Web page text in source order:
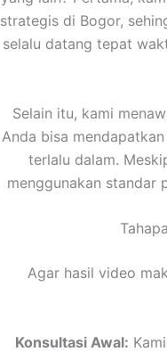
strategis di Bogor,
selalu datang tepat
Selain itu, kami
Anda bisa
terlalu dalam.
menggunakan standar
Agar hasil video
Konsultasi Awal: